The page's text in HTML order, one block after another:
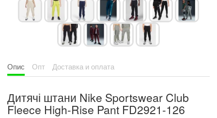
Опис Опт Доставка и оплата
Дитячі штани Nike Sportswear Club
Fleece High-Rise Pant FD2921-126